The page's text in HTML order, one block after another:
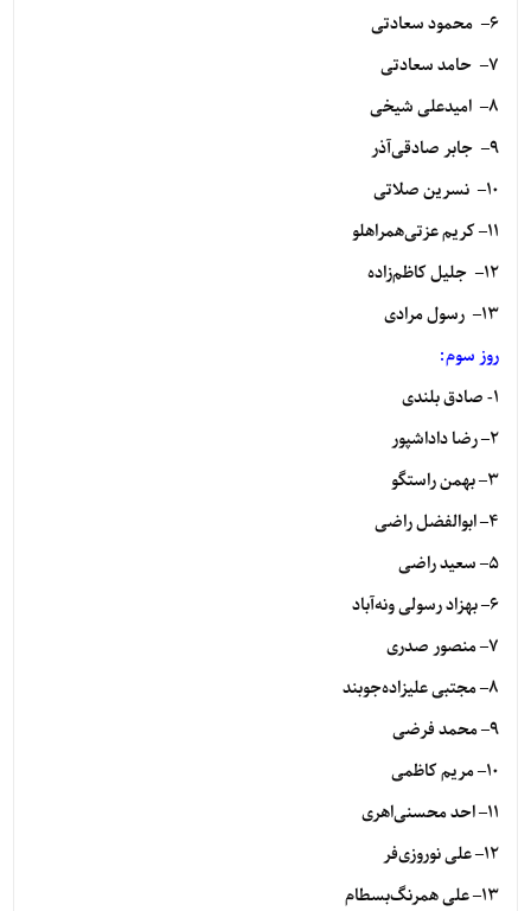
۶– محمود سعادتی
۷– حامد سعادتی
۸– امیدعلی شیخی
۹– جابر صادقی‌آذر
۱۰– نسرین صلاتی
۱۱– کریم عزتی‌همراهلو
۱۲– جلیل کاظم‌زاده
۱۳– رسول مرادی
روز سوم:
1- صادق بلندی
۲–رضا داداشپور
۳–بهمن راستگو
۴–ابوالفضل راضی
۵–سعید راضی
۶–بهزاد رسولی ونه‌آباد
۷–منصور صدری
۸–مجتبی علیزاده‌جوبند
۹–محمد فرضی
۱۰–مریم کاظمی
۱۱–احد محسنی‌اهری
۱۲–علی نوروزی‌فر
۱۳–علی همرنگ‌بسطام